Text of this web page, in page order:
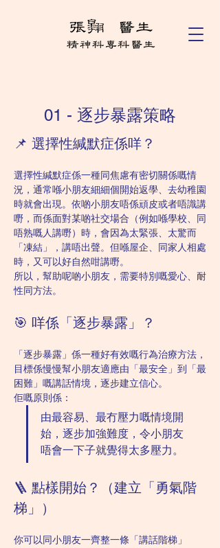
01 - 逐步暴露策略
📌 選擇性緘默症係咩？
選擇性緘默症係一種同焦慮有密切關係嘅情
況，通常喺小朋友細細個開始返學、去幼稚園
時就會出現。依啲小朋友唔係頑皮或者唔識講
嘢，而係面對某啲社交場合（例如喺學校、同
唔熟嘅人講嘢）時，會因為太緊張、太驚而
「凍結」，講唔出聲。但喺屋企、同家人相處
時，又可以好自然咁講嘢。
所以，幫助呢啲小朋友，需要特別嘅愛心、耐
性同方法。
🎯 咩係「逐步暴露」？
「逐步暴露」係一種好有效嘅行為治療方法，
目標係慢慢幫小朋友適應由「最安全」到「最
困難」嘅講話情境，逐步建立信心。
佢嘅原則係：
由最容易、最冇壓力嘅情境開
始，逐步加強難度，令小朋友
唔會一下子就覺得太多壓力。
🪜 點樣開始？（建立「勇氣階
梯」）
你可以同小朋友一齊整一條「講話階梯」